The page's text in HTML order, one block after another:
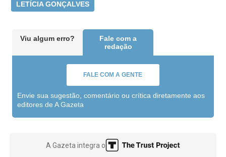
LETÍCIA GONÇALVES
Viu algum erro?
Fale com a
redação
FALE COM A GENTE
Envie sua sugestão, comentário ou crítica diretamente aos
editores de A Gazeta
A Gazeta integra o